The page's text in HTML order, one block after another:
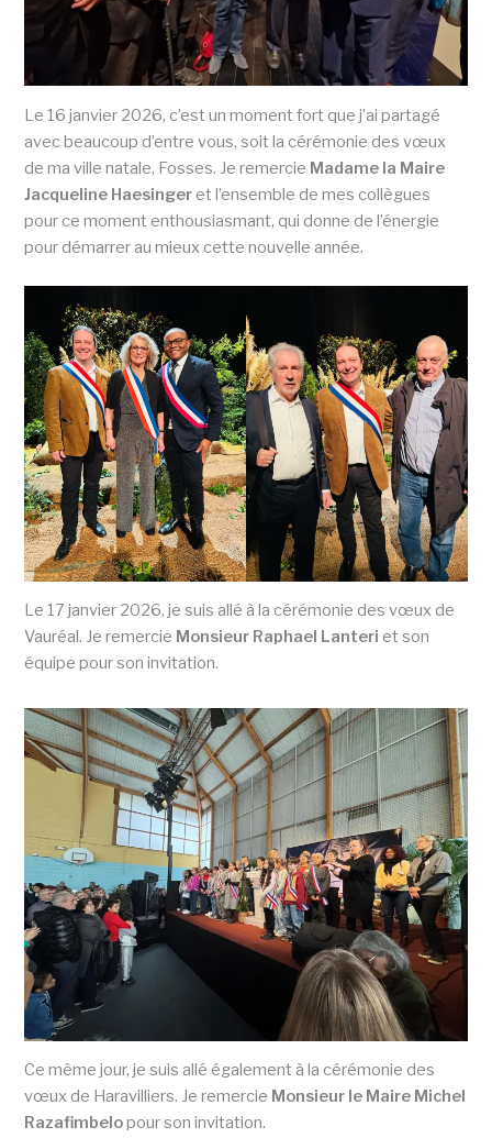
Le 16 janvier 2026, c’est un moment fort que j’ai partagé
avec beaucoup d’entre vous, soit la cérémonie des vœux
de ma ville natale, Fosses. Je remercie Madame la Maire
Jacqueline Haesinger et l’ensemble de mes collègues
pour ce moment enthousiasmant, qui donne de l’énergie
pour démarrer au mieux cette nouvelle année.
Le 17 janvier 2026, je suis allé à la cérémonie des vœux de
Vauréal. Je remercie Monsieur Raphael Lanteri et son
équipe pour son invitation.
Ce même jour, je suis allé également à la cérémonie des
vœux de Haravilliers. Je remercie Monsieur le Maire Michel
Razafimbelopour son invitation.